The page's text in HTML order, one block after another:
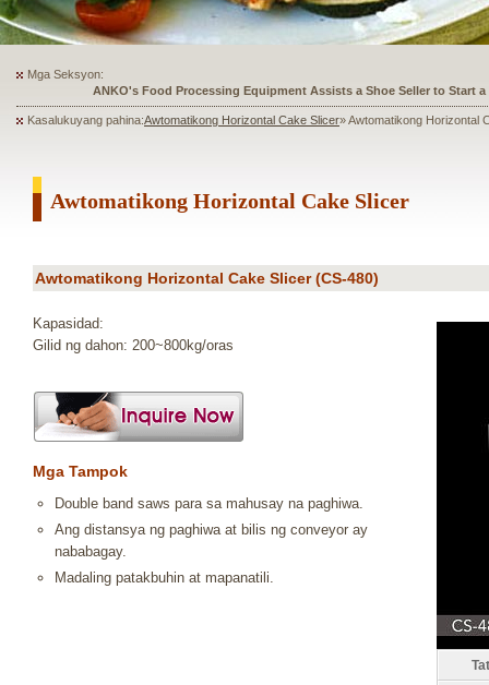
Mga Seksyon:
ANKO's Food Processing Equipment Assists a Shoe Seller to Start
Kasalukuyang pahina:Awtomatikong Horizontal Cake Slicer» Awtomatikong Horizontal
Awtomatikong Horizontal Cake Slicer
Awtomatikong Horizontal Cake Slicer (CS-480)
Kapasidad:
Gilid ng dahon: 200~800kg/oras
Mga Tampok
Double band saws para sa mahusay na paghiwa.
Ang distansya ng paghiwa at bilis ng conveyor ay
nababagay.
Madaling patakbuhin at mapanatili.